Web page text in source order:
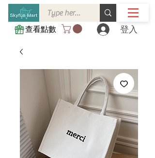
查看點數 登入